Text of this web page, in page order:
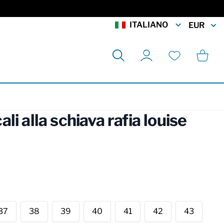
ITALIANO EUR
Cerca
alla schiava rafia louise
38 39 40 41 42 43